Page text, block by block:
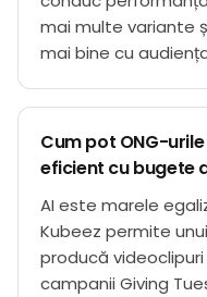
mai multe variante
mai bine cu
Cum pot ONG-
eficient cu bugete
AI este marele
Kubeez permite
producă
campanii Giving